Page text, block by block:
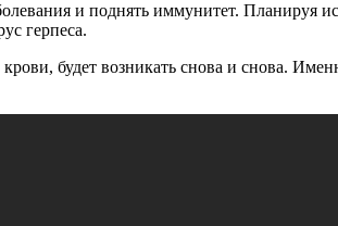
и поднять иммунитет. Планируя
герпеса.
будет возникать снова и снова.